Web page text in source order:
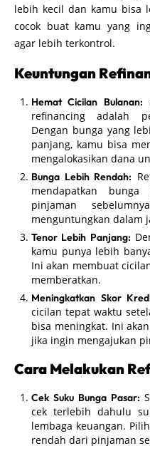
lebih kecil dan kamu bisa
cocok buat kamu yang
agar lebih terkontrol.
Keuntungan
Hemat Cicilan Bulanan:
refinancing adalah
Dengan bunga yang
panjang, kamu bisa
mengalokasikan dana
Bunga Lebih Rendah:
mendapatkan
pinjaman
menguntungkan dalam
Tenor Lebih Panjang:
kamu punya lebih
Ini akan membuat
memberatkan.
Meningkatkan Skor
cicilan tepat waktu
bisa meningkat. Ini
jika ingin mengajukan
Cara Melakukan
Cek Suku Bunga Pasar:
cek terlebih dahulu
lembaga keuangan.
rendah dari pinjaman